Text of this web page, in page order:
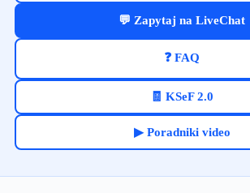
💬 Zapytaj na LiveChat
❓ FAQ
🧾 KSeF 2.0
▶ Poradniki video